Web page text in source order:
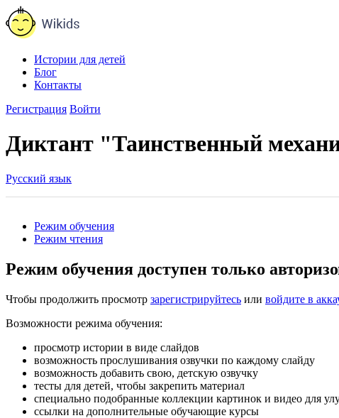
Истории для детей
Блог
Контакты
Регистрация Войти
Диктант "Таинственный
Русский язык
Режим обучения
Режим чтения
Режим обучения доступен только
Чтобы продолжить просмотр зарегистрируйтесь или войдите в
Возможности режима обучения:
просмотр истории в виде слайдов
возможность прослушивания озвучки по каждому слайду
возможность добавить свою, детскую озвучку
тесты для детей, чтобы закрепить материал
специально подобранные коллекции картинок и видео для
ссылки на дополнительные обучающие курсы